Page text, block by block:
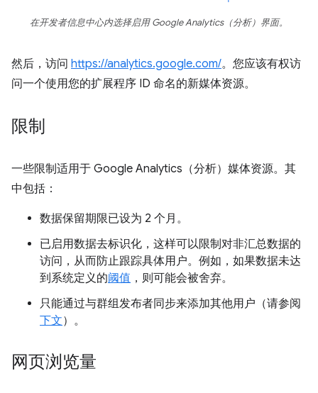
在开发者信息中心内选择启用 Google Analytics（分析）界面。
然后，访问 https://analytics.google.com/。您应该有权访
问一个使用您的扩展程序 ID 命名的新媒体资源。
限制
一些限制适用于 Google Analytics（分析）媒体资源。其
中包括：
数据保留期限已设为 2 个月。
已启用数据去标识化，这样可以限制对非汇总数据的
访问，从而防止跟踪具体用户。例如，如果数据未达
到系统定义的阈值 ，则可能会被舍弃。
只能通过与群组发布者同步来添加其他用户（请参阅
下文）。
网页浏览量